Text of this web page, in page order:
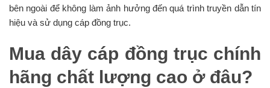
bên ngoài để không làm ảnh hưởng đến quá trình truyền dẫn tín
hiệu và sử dụng cáp đồng trục.
Mua dây cáp đồng trục chính
hãng chất lượng cao ở đâu?